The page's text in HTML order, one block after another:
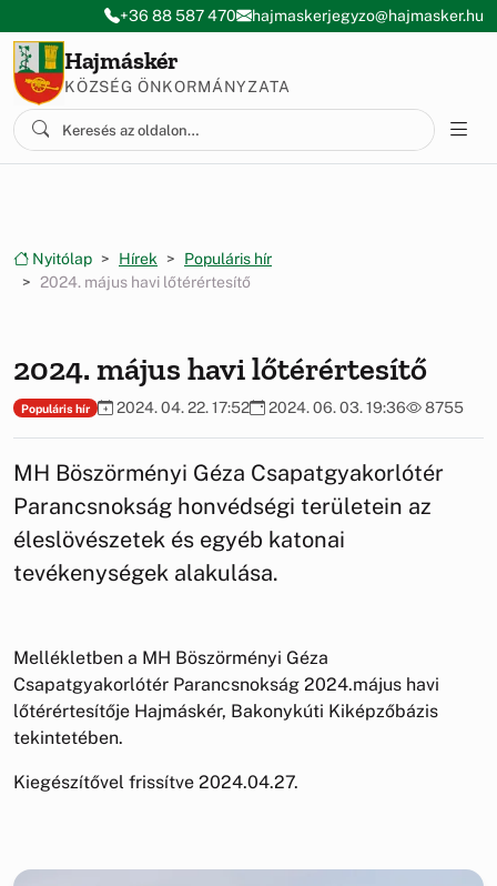
Ugrás a menüre
Ugrás a tartalomra
+36 88 587 470 hajmaskerjegyzo@hajmasker.hu
Hajmáskér
KÖZSÉG ÖNKORMÁNYZATA
Nyitólap Hírek
Populáris hír
2024. május havi lőtérértesítő
2024. május havi lőtérértesítő
Populáris hír 2024. 04. 22. 17:52 2024. 06. 03. 19:36 8755
MH Böszörményi Géza Csapatgyakorlótér
Parancsnokság honvédségi területein az
éleslövészetek és egyéb katonai
tevékenységek alakulása.
Mellékletben a MH Böszörményi Géza
Csapatgyakorlótér Parancsnokság 2024.május havi
lőtérértesítője Hajmáskér, Bakonykúti Kiképzőbázis
tekintetében.
Kiegészítővel frissítve 2024.04.27.